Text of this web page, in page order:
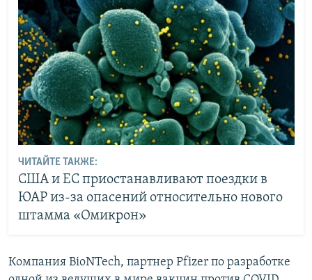
ЧИТАЙТЕ ТАКЖЕ:
США и ЕС приостанавливают поездки в
ЮАР из-за опасений относительно нового
штамма «Омикрон»
Компания BioNTech, партнер Pfizer по разработке